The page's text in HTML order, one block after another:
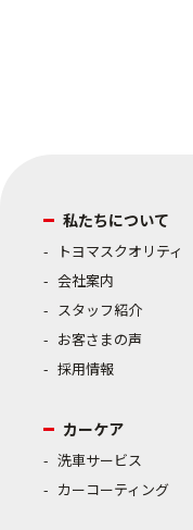
私たちについて
トヨマスクオリティ
会社案内
スタッフ紹介
お客さまの声
採用情報
カーケア
洗車サービス
カーコーティング